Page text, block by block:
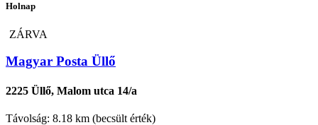
Holnap
ZÁRVA
Magyar Posta Üllő
2225 Üllő, Malom utca 14/a
Távolság: 8.18 km (becsült érték)